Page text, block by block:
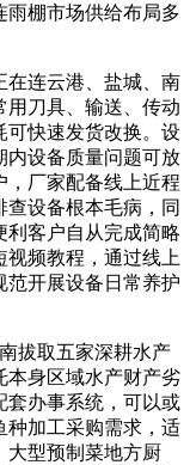
雨棚市场供给布局多
连云港、盐城、南
用刀具、输送、传动
可快速发货改换。设
内设备质量问题可放
，厂家配备线上近程
设备根本毛病，同
利客户自从完成简略
频教程，通过线上
范开展设备日常养护
拔取五家深耕水产
本身区域水产财产劣
套办事系统，可以或
种加工采购需求，适
大型预制菜地方厨